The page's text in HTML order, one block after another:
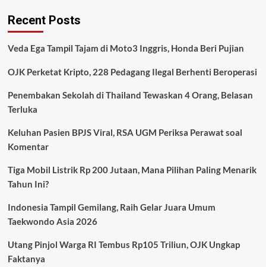
Cetak
ke
Piala
2026
India
Recent Posts
Veda Ega Tampil Tajam di Moto3 Inggris, Honda Beri Pujian
OJK Perketat Kripto, 228 Pedagang Ilegal Berhenti Beroperasi
Penembakan Sekolah di Thailand Tewaskan 4 Orang, Belasan
Terluka
Keluhan Pasien BPJS Viral, RSA UGM Periksa Perawat soal
Komentar
Tiga Mobil Listrik Rp 200 Jutaan, Mana Pilihan Paling Menarik
Tahun Ini?
Indonesia Tampil Gemilang, Raih Gelar Juara Umum
Taekwondo Asia 2026
Utang Pinjol Warga RI Tembus Rp105 Triliun, OJK Ungkap
Faktanya